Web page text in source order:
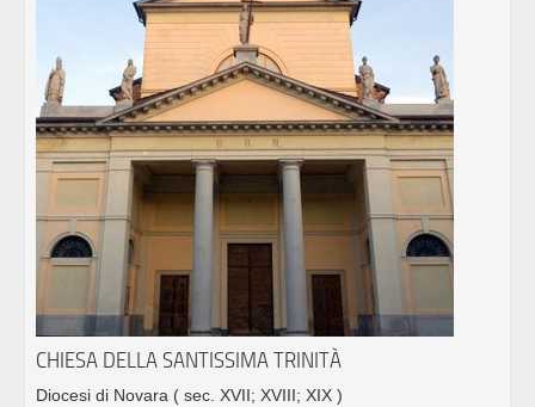
CHIESA DELLA SANTISSIMA TRINITÀ
Diocesi di Novara ( sec. XVII; XVIII; XIX )